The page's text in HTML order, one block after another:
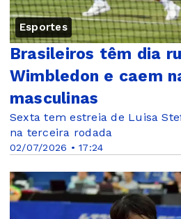
Esportes
02/07/2026 • 17:24
Brasileiros têm dia
Wimbledon e caem
masculinas
Sexta tem estreia de Luisa
na terceira rodada